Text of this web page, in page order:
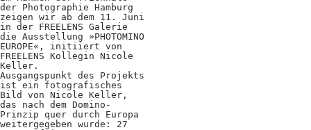
Termine
FREELENS Galerie
Showcases
Fakten für Politik und
der Photographie Hamburg
zeigen wir ab dem 11. Juni
in der FREELENS Galerie
die Ausstellung »PHOTOMINO
EUROPE«, initiiert von
FREELENS Kollegin Nicole
Keller.
Ausgangspunkt des Projekts
ist ein fotografisches
Bild von Nicole Keller,
das nach dem Domino-
Prinzip quer durch Europa
weitergegeben wurde: 27